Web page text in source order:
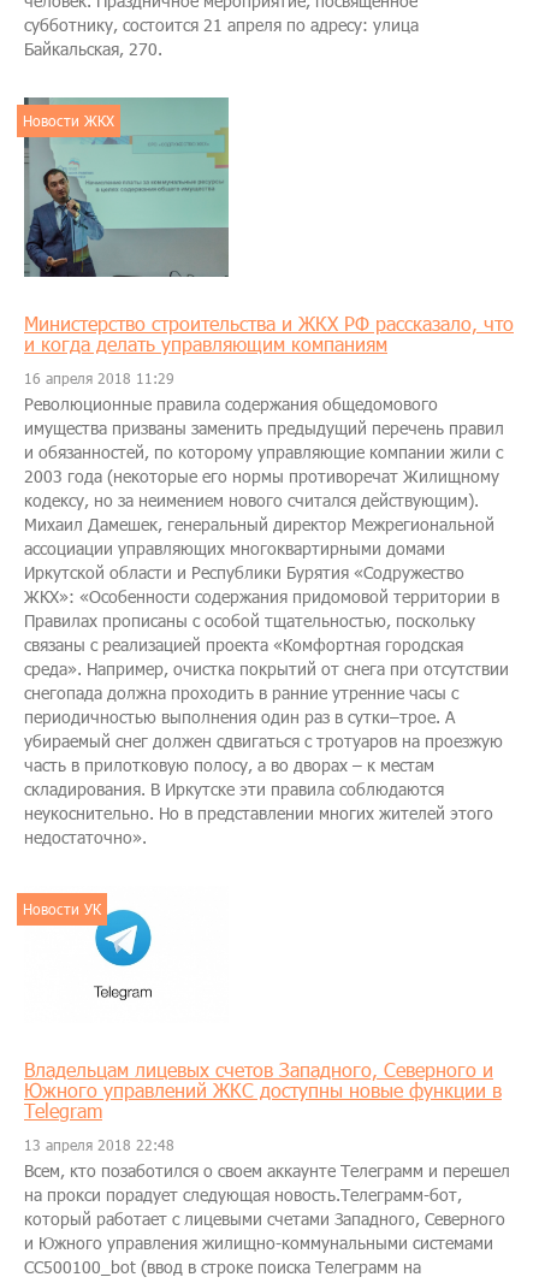
субботнику, состоится 21 апреля по адресу: улица
Байкальская, 270.
Новости ЖКХ
Министерство строительства и ЖКХ РФ рассказало, что
и когда делать управляющим компаниям
16 апреля 2018 11:29
​Революционные правила содержания общедомового
имущества призваны заменить предыдущий перечень правил
и обязанностей, по которому управляющие компании жили с
2003 года (некоторые его нормы противоречат Жилищному
кодексу, но за неимением нового считался действующим).
Михаил Дамешек, генеральный директор Межрегиональной
ассоциации управляющих многоквартирными домами
Иркутской области и Республики Бурятия «Содружество
ЖКХ»: «Особенности содержания придомовой территории в
Правилах прописаны с особой тщательностью, поскольку
связаны с реализацией проекта «Комфортная городская
среда». Например, очистка покрытий от снега при отсутствии
снегопада должна проходить в ранние утренние часы с
периодичностью выполнения один раз в сутки–трое. А
убираемый снег должен сдвигаться с тротуаров на проезжую
часть в прилотковую полосу, а во дворах – к местам
складирования. В Иркутске эти правила соблюдаются
неукоснительно. Но в представлении многих жителей этого
недостаточно».
Новости УК
Владельцам лицевых счетов Западного, Северного и
Южного управлений ЖКС доступны новые функции в
Telegram
13 апреля 2018 22:48
Всем, кто позаботился о своем аккаунте Телеграмм и перешел
на прокси порадует следующая новость.Телеграмм-бот,
который работает с лицевыми счетами Западного, Северного
и Южного управления жилищно-коммунальными системами
CC500100_bot (ввод в строке поиска Телеграмм на